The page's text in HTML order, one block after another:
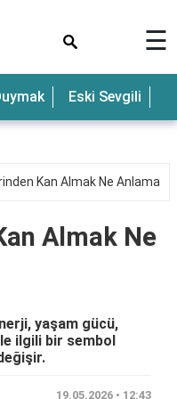
☰
Eski Sevgili
Kan Almak Ne Anlama
Almak Ne
yaşam gücü,
ilgili bir sembol
19.05.2026 • 12:43